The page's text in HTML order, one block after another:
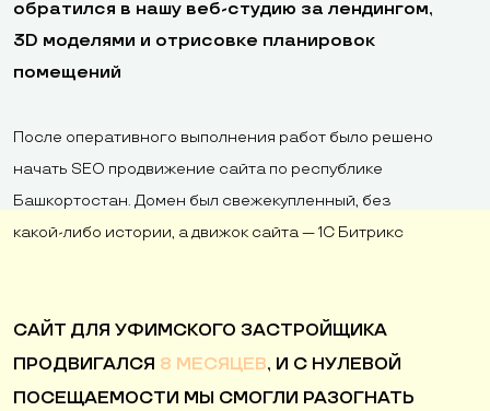
обратился в нашу веб-студию за лендингом,
3D моделями и отрисовке планировок
помещений
После оперативного выполнения работ было решено
начать SEO продвижение сайта по республике
Башкортостан. Домен был свежекупленный, без
какой-либо истории, а движок сайта — 1С Битрикс
САЙТ ДЛЯ УФИМСКОГО ЗАСТРОЙЩИКА
ПРОДВИГАЛСЯ 8 МЕСЯЦЕВ, И С НУЛЕВОЙ
ПОСЕЩАЕМОСТИ МЫ СМОГЛИ РАЗОГНАТЬ